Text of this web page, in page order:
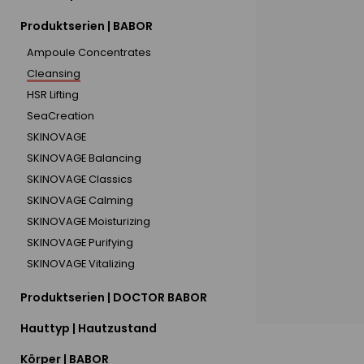
Produktserien | BABOR
Ampoule Concentrates
Cleansing
HSR Lifting
SeaCreation
SKINOVAGE
SKINOVAGE Balancing
SKINOVAGE Classics
SKINOVAGE Calming
SKINOVAGE Moisturizing
SKINOVAGE Purifying
SKINOVAGE Vitalizing
Produktserien | DOCTOR BABOR
Hauttyp | Hautzustand
Körper | BABOR